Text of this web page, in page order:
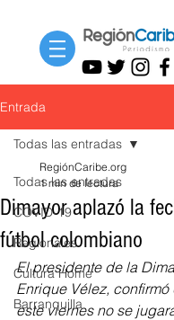
Entrada
Todas las entradas
COVID-19
Regionales
Cultura Home
Barranquilla
Todas las entradas
Dimayor aplazó la
fútbol colombiano
RegiónCaribe.org
1 min de lectura
El presidente de la
Enrique Vélez,
este viernes no se